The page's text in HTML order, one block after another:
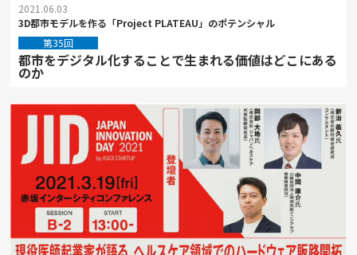
2021.06.03
3D都市モデルを作る「Project PLATEAU」のポテンシャル
第35回
都市をデジタル化することで生まれる価値はどこにある
のか